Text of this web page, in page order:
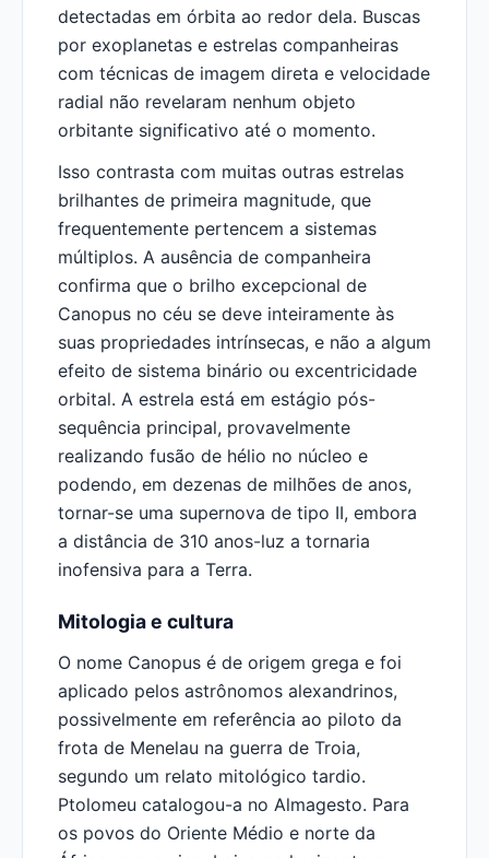
detectadas em órbita ao redor dela. Buscas
por exoplanetas e estrelas companheiras
com técnicas de imagem direta e velocidade
radial não revelaram nenhum objeto
orbitante significativo até o momento.
Isso contrasta com muitas outras estrelas
brilhantes de primeira magnitude, que
frequentemente pertencem a sistemas
múltiplos. A ausência de companheira
confirma que o brilho excepcional de
Canopus no céu se deve inteiramente às
suas propriedades intrínsecas, e não a algum
efeito de sistema binário ou excentricidade
orbital. A estrela está em estágio pós-
sequência principal, provavelmente
realizando fusão de hélio no núcleo e
podendo, em dezenas de milhões de anos,
tornar-se uma supernova de tipo II, embora
a distância de 310 anos-luz a tornaria
inofensiva para a Terra.
Mitologia e cultura
O nome Canopus é de origem grega e foi
aplicado pelos astrônomos alexandrinos,
possivelmente em referência ao piloto da
frota de Menelau na guerra de Troia,
segundo um relato mitológico tardio.
Ptolomeu catalogou-a no Almagesto. Para
os povos do Oriente Médio e norte da